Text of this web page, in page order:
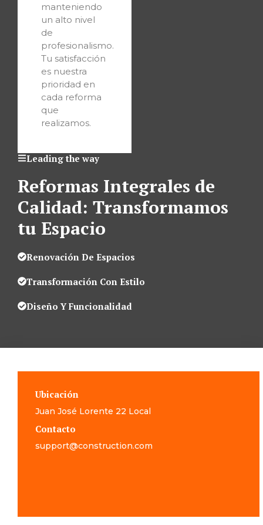
Leading the way
Reformas Integrales de
Calidad: Transformamos
tu Espacio
Renovación De Espacios
Transformación Con Estilo
Diseño Y Funcionalidad
manteniendo
un alto nivel
de
profesionalismo.
Tu satisfacción
es nuestra
prioridad en
cada reforma
que
realizamos.
Ubicación
Juan José Lorente 22 Local
Contacto
support@construction.com